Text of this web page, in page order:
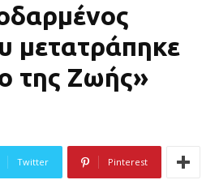
μετατράπηκε
της Ζωής»
Twitter Pinterest